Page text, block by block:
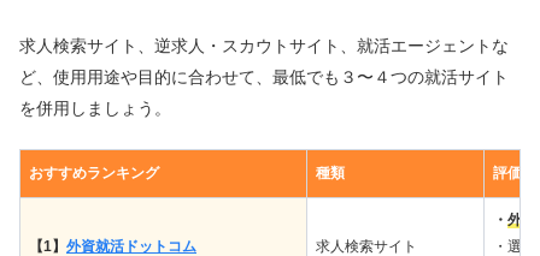
求人検索サイト、逆求人・スカウトサイト、就活エージェントな
ど、使用用途や目的に合わせて、最低でも３〜４つの就活サイト
を併用しましょう。
おすすめランキング 種類 評価理
【1】 外資就活ドットコム 求人検索サイト
・ 外資
・選